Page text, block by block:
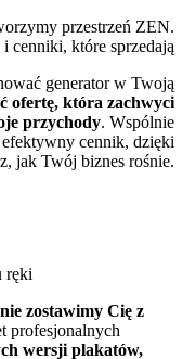
przestrzeń ZEN.
i cenniki, które sprzedają
generator w Twoją
ofertę, która zachwyci
przychody. Wspólnie
cennik, dzięki
jak Twój biznes rośnie.
ręki
nie zostawimy Cię z
profesjonalnych
wersji plakatów,